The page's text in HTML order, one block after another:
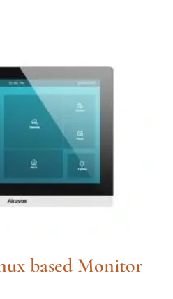
based Monitor